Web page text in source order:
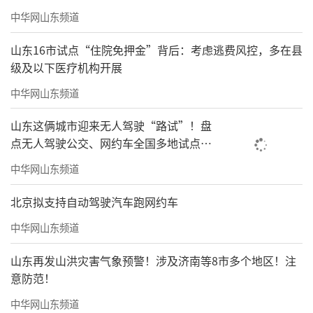
中华网山东频道
山东16市试点“住院免押金”背后：考虑逃费风控，多在县
级及以下医疗机构开展
中华网山东频道
山东这俩城市迎来无人驾驶“路试”！盘
点无人驾驶公交、网约车全国多地试点之
路
中华网山东频道
北京拟支持自动驾驶汽车跑网约车
中华网山东频道
山东再发山洪灾害气象预警！涉及济南等8市多个地区！注
意防范！
中华网山东频道